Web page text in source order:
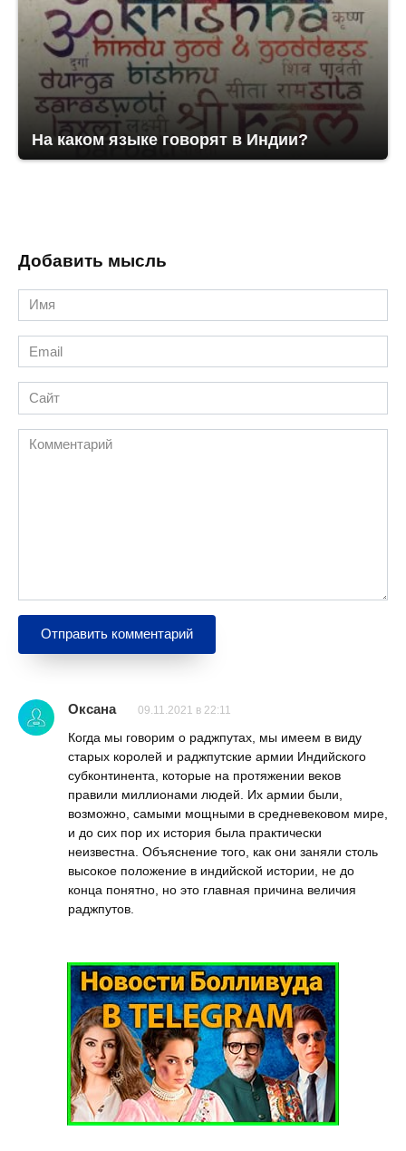
На каком языке говорят в Индии?
Добавить мысль
Имя
*
Email
*
Сайт
Комментарий
Оксана 09.11.2021 в 22:11
Когда мы говорим о раджпутах, мы имеем в виду
старых королей и раджпутские армии Индийского
субконтинента, которые на протяжении веков
правили миллионами людей. Их армии были,
возможно, самыми мощными в средневековом мире,
и до сих пор их история была практически
неизвестна. Объяснение того, как они заняли столь
высокое положение в индийской истории, не до
конца понятно, но это главная причина величия
раджпутов.